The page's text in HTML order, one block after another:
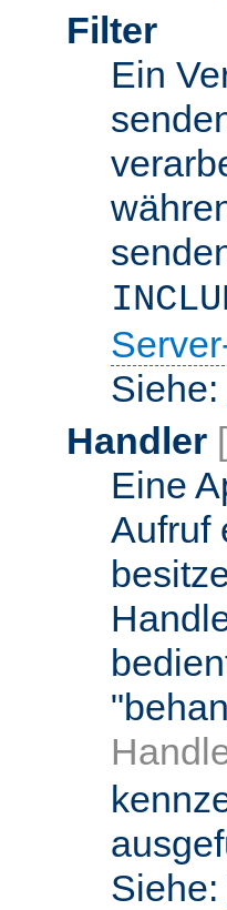
Filter
Ein
Siehe:
Handler
Eine
Aufruf
Siehe: